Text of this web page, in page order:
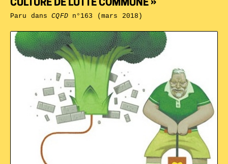
CULTURE DE LUTTE COMMUNE »
Paru dansCQFDn°163 (mars 2018)